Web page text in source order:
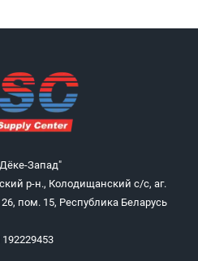
Запад"
р-н., Колодищанский с/с, аг.
пом. 15, Республика Беларусь